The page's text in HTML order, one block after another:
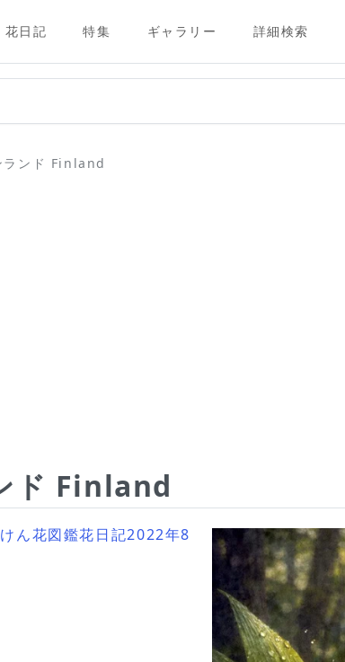
花日記 特集 ギャラリー 詳細検索
ランド Finland
ド Finland
ん花図鑑花日記2022年8